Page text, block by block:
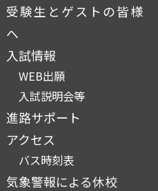
受験生とゲストの皆様
へ
入試情報
WEB出願
入試説明会等
進路サポート
アクセス
バス時刻表
気象警報による休校